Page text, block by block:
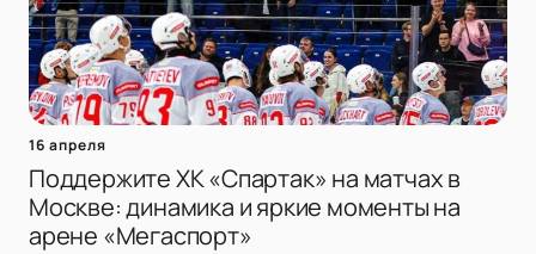
16 апреля
Поддержите ХК «Спартак» на матчах в
Москве: динамика и яркие моменты на
арене «Мегаспорт»